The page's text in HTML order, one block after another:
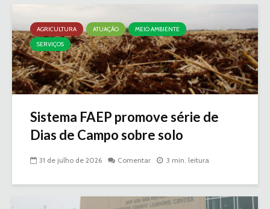
AGRICULTURA ATUAÇÃO
MEIO AMBIENTE
SERVIÇOS
Sistema FAEP promove série de
Dias de Campo sobre solo
31 de julho de 2026 Comentar 3 min. leitura